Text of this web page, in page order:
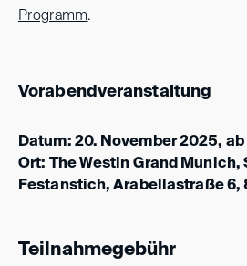
Programm.
Vorabendveranstaltung
Datum: 20. November 2025, ab
Ort: The Westin Grand Munich,
Festanstich, Arabellastraße 6,
Teilnahmegebühr